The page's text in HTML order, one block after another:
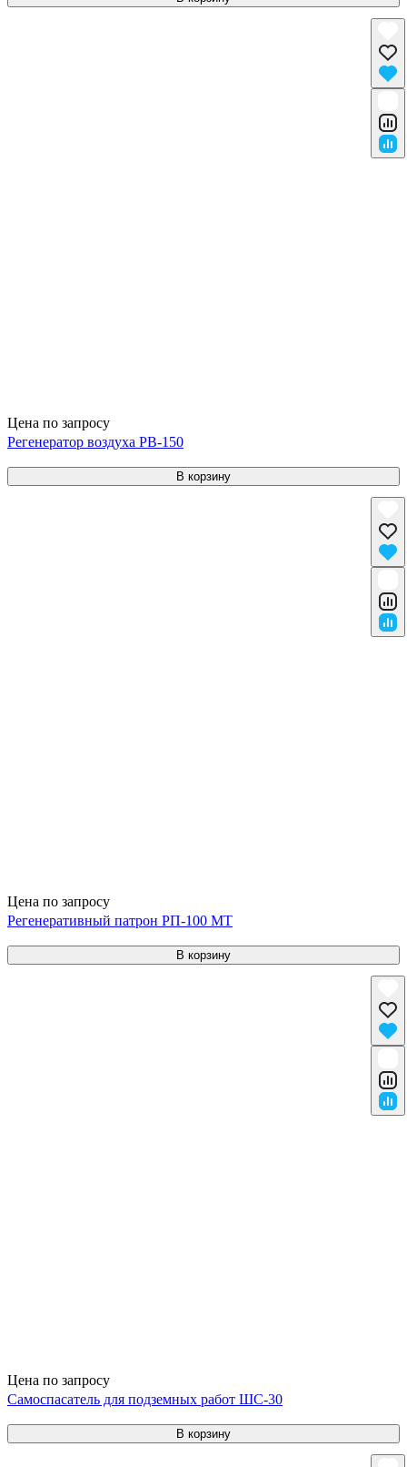
Цена по запросу
Регенератор воздуха РВ-150
В корзину
Цена по запросу
Регенеративный патрон РП-100 МТ
В корзину
Цена по запросу
Самоспасатель для подземных работ ШС-30
В корзину